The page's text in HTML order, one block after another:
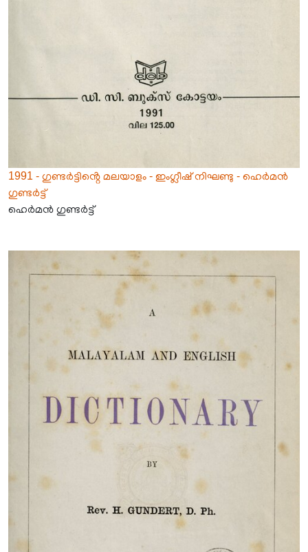
1991 - ഗുണ്ടർട്ടിൻ്റെ മലയാളം - ഇംഗ്ലീഷ് നിഘണ്ടു - ഹെർമൻ
ഗുണ്ടർട്ട്
ഹെർമൻ ഗുണ്ടർട്ട്